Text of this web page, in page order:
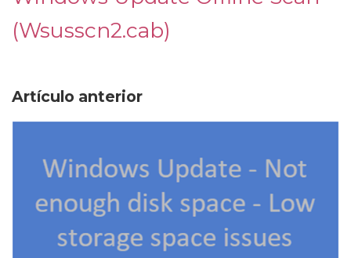
(Wsusscn2.cab)
Artículo anterior